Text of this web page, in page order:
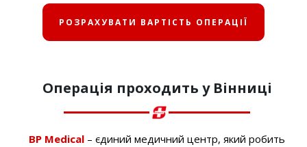
РОЗРАХУВАТИ ВАРТІСТЬ ОПЕРАЦІЇ
Операція проходить у Вінниці
BP Medical – єдиний медичний центр, який робить